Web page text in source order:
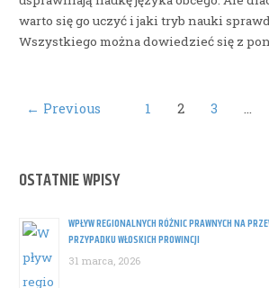
OSTATNIE WPISY
WPŁYW REGIONALNYCH RÓŻNIC PRAWNYCH NA
PRZYPADKU WŁOSKICH PROWINCJI
31 marca, 2026
warto się go uczyć i jaki tryb nauki
Wszystkiego można dowiedzieć się z
← Previous 1 2 3 …